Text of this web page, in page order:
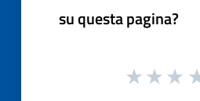
su questa pagina?